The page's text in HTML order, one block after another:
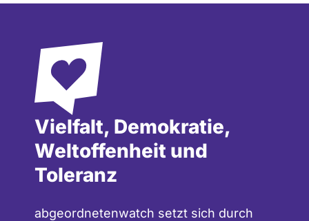
Vielfalt, Demokratie,
Weltoffenheit und
Toleranz
abgeordnetenwatch setzt sich durch